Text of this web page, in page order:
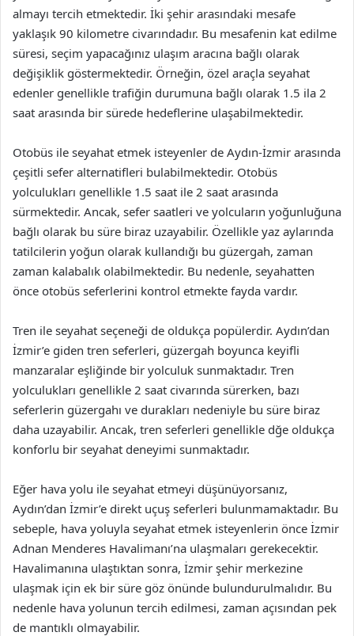
almayı tercih etmektedir. İki şehir arasındaki mesafe
yaklaşık 90 kilometre civarındadır. Bu mesafenin kat edilme
süresi, seçim yapacağınız ulaşım aracına bağlı olarak
değişiklik göstermektedir. Örneğin, özel araçla seyahat
edenler genellikle trafiğin durumuna bağlı olarak 1.5 ila 2
saat arasında bir sürede hedeflerine ulaşabilmektedir.
Otobüs ile seyahat etmek isteyenler de Aydın-İzmir arasında
çeşitli sefer alternatifleri bulabilmektedir. Otobüs
yolculukları genellikle 1.5 saat ile 2 saat arasında
sürmektedir. Ancak, sefer saatleri ve yolcuların yoğunluğuna
bağlı olarak bu süre biraz uzayabilir. Özellikle yaz aylarında
tatilcilerin yoğun olarak kullandığı bu güzergah, zaman
zaman kalabalık olabilmektedir. Bu nedenle, seyahatten
önce otobüs seferlerini kontrol etmekte fayda vardır.
Tren ile seyahat seçeneği de oldukça popülerdir. Aydın’dan
İzmir’e giden tren seferleri, güzergah boyunca keyifli
manzaralar eşliğinde bir yolculuk sunmaktadır. Tren
yolculukları genellikle 2 saat civarında sürerken, bazı
seferlerin güzergahı ve durakları nedeniyle bu süre biraz
daha uzayabilir. Ancak, tren seferleri genellikle dğe oldukça
konforlu bir seyahat deneyimi sunmaktadır.
Eğer hava yolu ile seyahat etmeyi düşünüyorsanız,
Aydın’dan İzmir’e direkt uçuş seferleri bulunmamaktadır. Bu
sebeple, hava yoluyla seyahat etmek isteyenlerin önce İzmir
Adnan Menderes Havalimanı’na ulaşmaları gerekecektir.
Havalimanına ulaştıktan sonra, İzmir şehir merkezine
ulaşmak için ek bir süre göz önünde bulundurulmalıdır. Bu
nedenle hava yolunun tercih edilmesi, zaman açısından pek
de mantıklı olmayabilir.